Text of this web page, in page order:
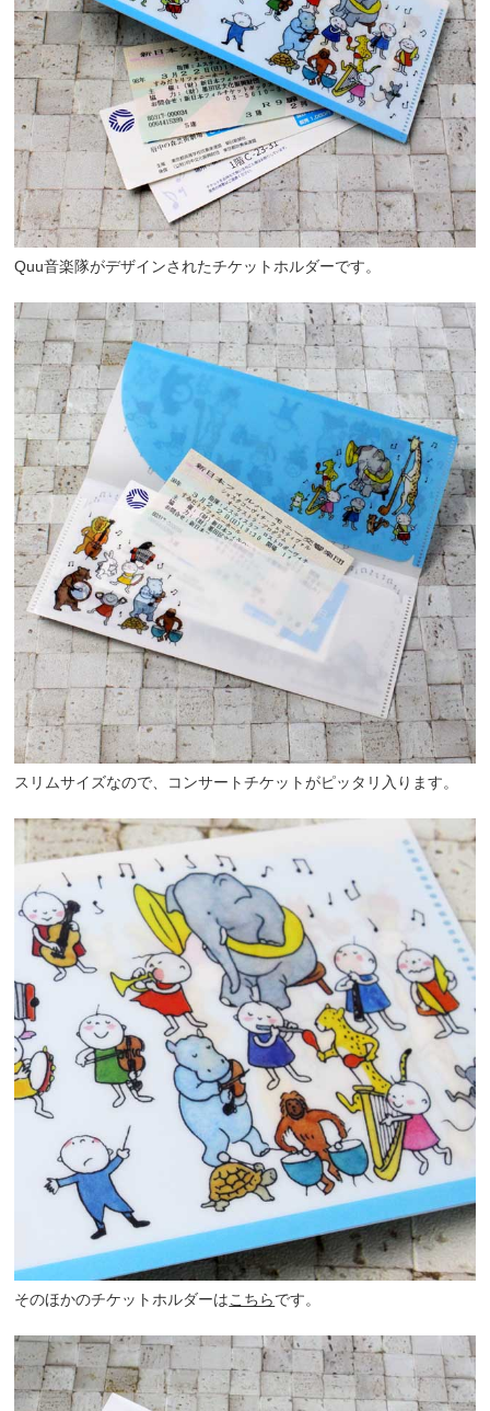
Quu音楽隊がデザインされたチケットホルダーです。
スリムサイズなので、コンサートチケットがピッタリ入ります。
そのほかのチケットホルダーはこちらです。